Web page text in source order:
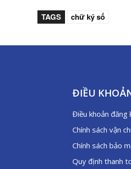
TAGS chữ ký số
ĐIỀU
Điều khoản đăng
Chính sách vận
Chính sách bảo
Quy định thanh